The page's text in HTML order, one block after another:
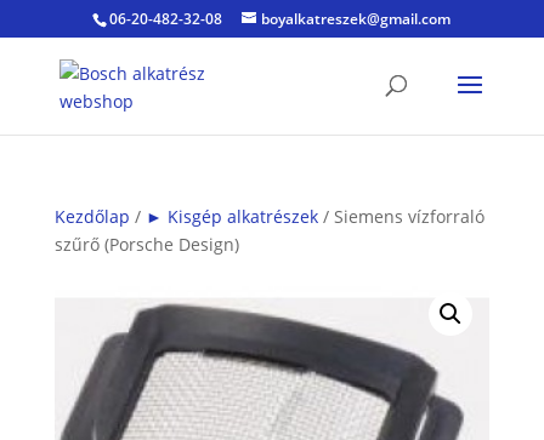
06-20-482-32-08 boyalkatreszek@gmail.com
Kezdőlap / ► Kisgép alkatrészek/ Siemens vízforraló
szűrő (Porsche Design)